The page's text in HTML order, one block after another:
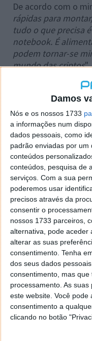
Damos
Nós e os nossos 1733
a informações num
dados pessoais, como
padrão enviadas por um
conteúdos
conteúdos, pesquisa de
serviços. Com a sua
poderemos usar
precisos através da
consentir o
nossos 1733 parceiros,
alternativa, pode aceder
alterar as suas
consentimento. Tenha
dos seus dados
consentimento, mas
processamento. As
este website. Você
consentimento a
clicando no botão
De acordo com o
rápidas para
tudo o que precisa
notebook. É
podem tornar-se
mundo das criptos".
Idan compreende
comprarem
de mineração
loja com estas
quem não entende
O minerador
já atingiram
de 355% face ao